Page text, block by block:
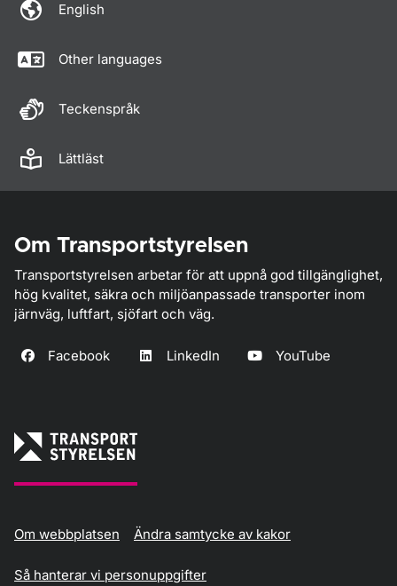
English
Other languages
Teckenspråk
Lättläst
Om Transportstyrelsen
Transportstyrelsen arbetar för att uppnå god tillgänglighet,
hög kvalitet, säkra och miljöanpassade transporter inom
järnväg, luftfart, sjöfart och väg.
Facebook LinkedIn YouTube
Om webbplatsen Ändra samtycke av kakor
Så hanterar vi personuppgifter